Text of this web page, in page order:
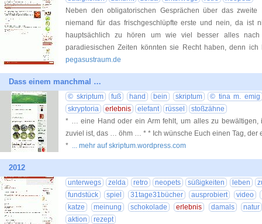
Neben den obligatorischen Gesprächen über das zweite
niemand für das frischgeschlüpfte erste und nein, da ist
hauptsächlich zu hören um wie viel besser alles
paradiesischen Zeiten könnten sie Recht haben, denn ich
pegasustraum.de
Dass einem manchmal …
© skriptum fuß hand bein skriptum
© tina m. emig
skryptoria
erlebnis elefant rüssel
stoßzähne
* … eine Hand oder ein Arm fehlt, um alles zu bewältigen,
zuviel ist, das … öhm … * * Ich wünsche Euch einen Tag, der
* ... mehr auf skriptum.wordpress.com
2012
unterwegs zelda retro neopets süßigkeiten leben
fundstück
spiel 31tage31bücher ausprobiert video
katze
meinung schokolade erlebnis damals
natur
aktion
rezept